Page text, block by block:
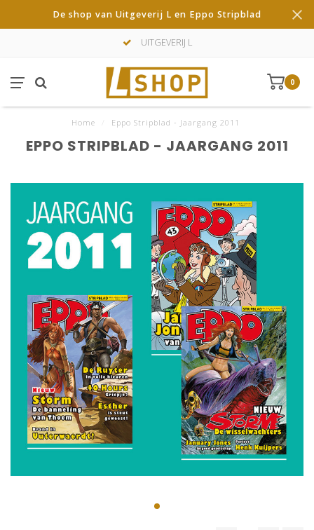
De shop van Uitgeverij L en Eppo Stripblad
UITGEVERIJ L
0
Home Eppo Stripblad - Jaargang 2011
EPPO STRIPBLAD - JAARGANG 2011